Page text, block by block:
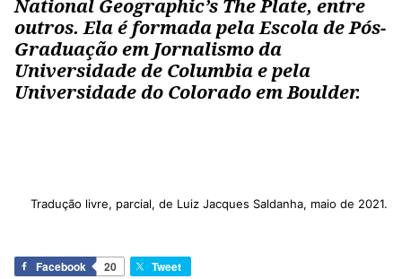
National Geographic’s The Plate, entre
outros. Ela é formada pela Escola de Pós-
Graduação em Jornalismo da
Universidade de Columbia e pela
Universidade do Colorado em Boulder.
Tradução livre, parcial, de Luiz Jacques Saldanha, maio de 2021.
Facebook 20 Tweet